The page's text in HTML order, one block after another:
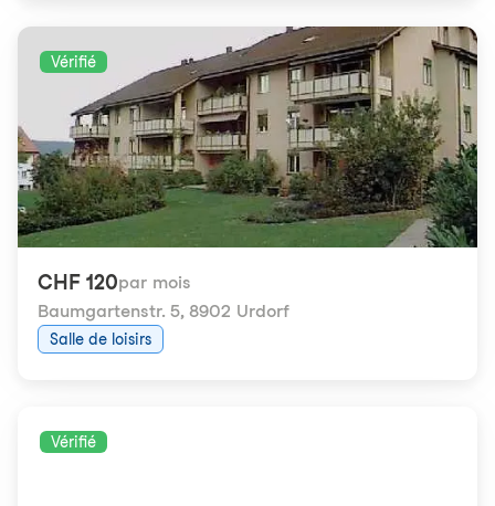
Vérifié
CHF 120par mois
Baumgartenstr. 5, 8902 Urdorf
Salle de loisirs
Vérifié